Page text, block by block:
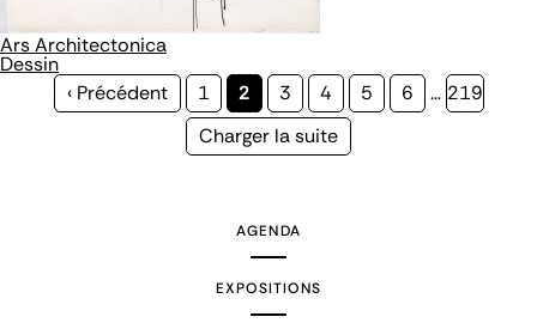
Ars Architectonica
Dessin
Page
‹ Précédent Page
1
Page
courante
2 Page
3 Page
4 Page
5 Page
6 … Page
219
Page
Charger la suite
AGENDA
EXPOSITIONS